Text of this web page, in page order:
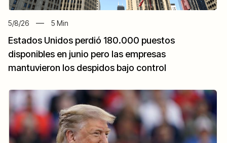
5/8/26 5 Min
Estados Unidos perdió 180.000 puestos
disponibles en junio pero las empresas
mantuvieron los despidos bajo control